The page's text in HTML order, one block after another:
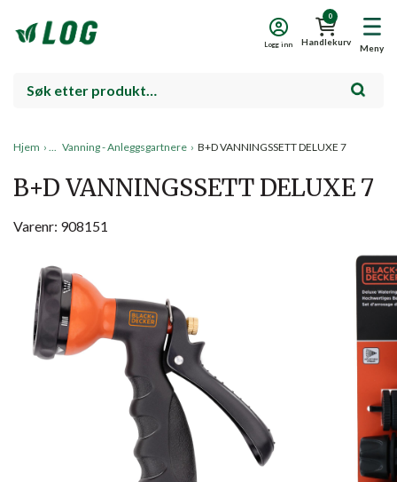
Meny
0
Handlekurv
Logg inn
Hjem › Vanning - Anleggsgartnere › B+D VANNINGSSETT DELUXE 7
B+D VANNINGSSETT DELUXE 7
Varenr: 908151